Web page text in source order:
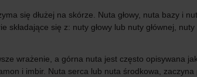
się dłużej na skórze. Nuta głowy, nuta bazy i
się z: nuty głowy lub nuty głównej,
wrażenie, a górna nuta jest często opisywana
i imbir. Nuta serca lub nuta środkowa,